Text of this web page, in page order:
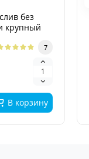
без
крупный
7
В корзину